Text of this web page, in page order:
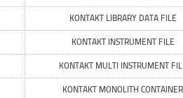
KONTAKT LIBRARY DATA FILE
KONTAKT INSTRUMENT FILE
KONTAKT MULTI INSTRUMENT
KONTAKT MONOLITH CONTAINER